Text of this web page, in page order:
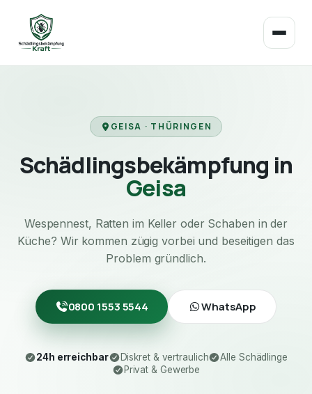
GEISA · THÜRINGEN
Schädlingsbekämpfung in
Geisa
Wespennest, Ratten im Keller oder Schaben in der
Küche? Wir kommen zügig vorbei und beseitigen das
Problem gründlich.
0800 1553 5544 WhatsApp
24h erreichbar Diskret & vertraulich
Alle Schädlinge
Privat & Gewerbe